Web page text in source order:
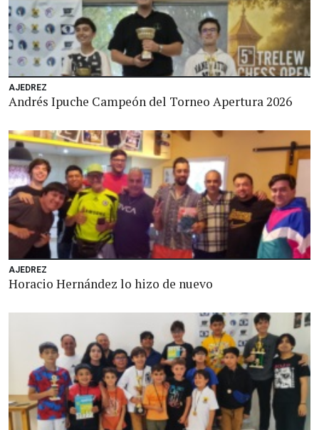
AJEDREZ
Andrés Ipuche Campeón del Torneo Apertura 2026
AJEDREZ
Horacio Hernández lo hizo de nuevo